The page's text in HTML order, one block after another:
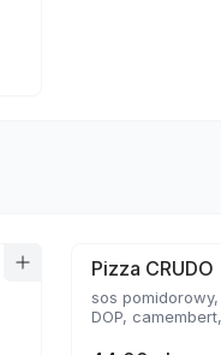
Pizza CRUDO
sos
DOP,